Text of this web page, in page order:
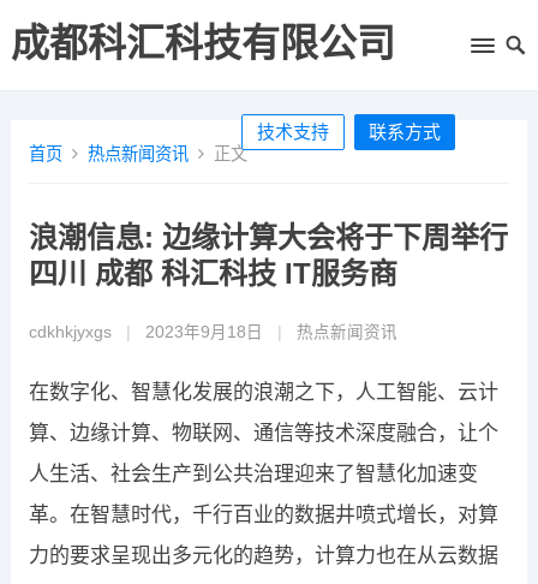
成都科汇科技有限公司
技术支持 联系方式
首页 热点新闻资讯 正文
浪潮信息: 边缘计算大会将于下周举行
四川 成都 科汇科技 IT服务商
cdkhkjyxgs 2023年9月18日 热点新闻资讯
在数字化、智慧化发展的浪潮之下，人工智能、云计
算、边缘计算、物联网、通信等技术深度融合，让个
人生活、社会生产到公共治理迎来了智慧化加速变
革。在智慧时代，千行百业的数据井喷式增长，对算
力的要求呈现出多元化的趋势，计算力也在从云数据